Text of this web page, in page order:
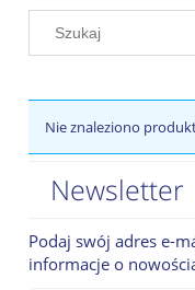
Nie znaleziono
Newsletter
Podaj swój adres e-
informacje o